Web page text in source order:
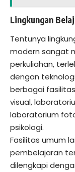
Lingkungan
Tentunya
modern sangat
perkuliahan,
dengan
berbagai
visual,
laboratorium
psikologi.
Fasilitas umum
pembelajaran
dilengkapi